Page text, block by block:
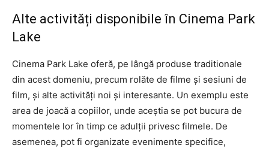
Alte activități disponibile în Cinema Park
Lake
Cinema Park Lake oferă, pe lângă produse traditionale
din acest domeniu, precum rolăte de filme și sesiuni de
film, și alte activități noi și interesante. Un exemplu este
area de joacă a copiilor, unde aceștia se pot bucura de
momentele lor în timp ce adulții privesc filmele. De
asemenea, pot fi organizate evenimente specifice,